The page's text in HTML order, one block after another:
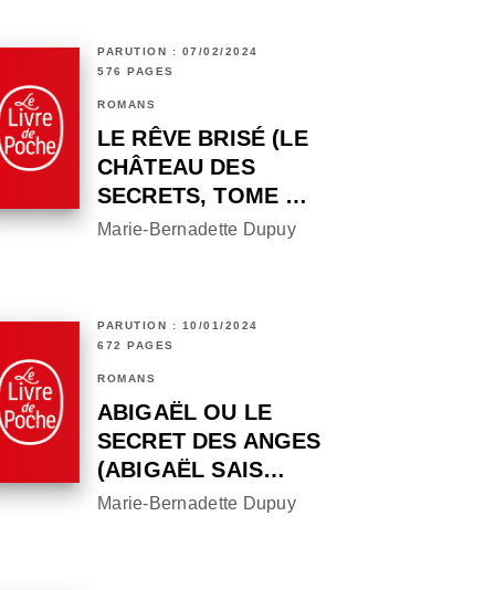
PARUTION : 07/02/2024
576 PAGES
ROMANS
LE RÊVE BRISÉ (LE
CHÂTEAU DES
SECRETS, TOME …
Marie-Bernadette Dupuy
PARUTION : 10/01/2024
672 PAGES
ROMANS
ABIGAËL OU LE
SECRET DES ANGES
(ABIGAËL SAIS…
Marie-Bernadette Dupuy